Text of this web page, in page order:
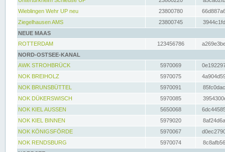
Wieblingen Wehr UP neu
23800780
Ziegelhausen AMS
23800745
NEUE MAAS
ROTTERDAM
123456786
NORD-OSTSEE-KANAL
AWK STROHBRÜCK
5970069
NOK BREIHOLZ
5970075
NOK BRUNSBÜTTEL
5970091
NOK DÜKERSWISCH
5970085
NOK KIEL AUSSEN
5650068
NOK KIEL BINNEN
5979020
NOK KÖNIGSFÖRDE
5970067
NOK RENDSBURG
5970074